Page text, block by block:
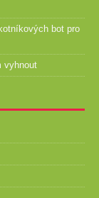
bot pro
vyhnout